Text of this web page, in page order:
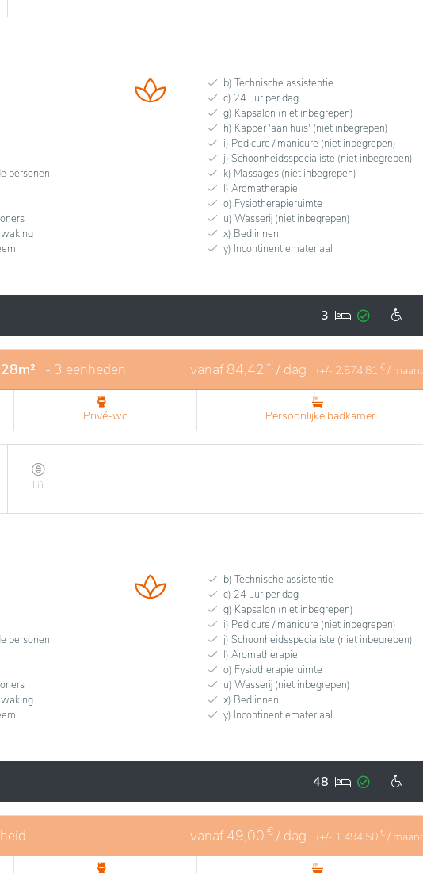
personen
b) Technische assistentie
c) 24 uur per dag
g) Kapsalon (niet inbegrepen)
h) Kapper 'aan huis' (niet inbegrepen)
i) Pedicure / manicure (niet inbegrepen)
j) Schoonheidsspecialiste (niet inbegrepen)
k) Massages (niet inbegrepen)
l) Aromatherapie
o) Fysiotherapieruimte
u) Wasserij (niet inbegrepen)
x) Bedlinnen
y) Incontinentiemateriaal
3
- 3 eenheden vanaf84,42 € / dag (+/- 2.574,81 € /
Privé-wc Persoonlijke badkamer
Lift
personen
b) Technische assistentie
c) 24 uur per dag
g) Kapsalon (niet inbegrepen)
i) Pedicure / manicure (niet inbegrepen)
j) Schoonheidsspecialiste (niet inbegrepen)
l) Aromatherapie
o) Fysiotherapieruimte
u) Wasserij (niet inbegrepen)
x) Bedlinnen
y) Incontinentiemateriaal
48
vanaf49,00 € / dag (+/- 1.494,50 € /